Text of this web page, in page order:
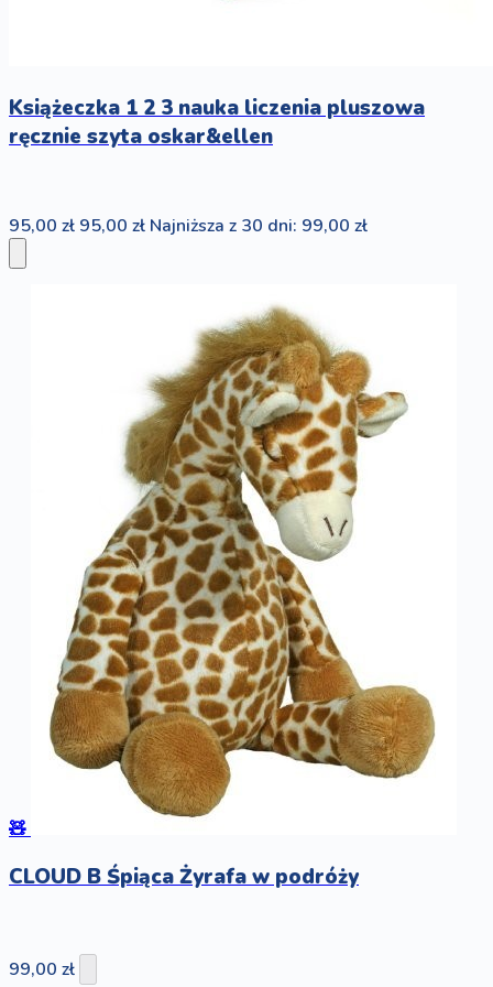
Książeczka 1 2 3 nauka liczenia pluszowa
ręcznie szyta oskar&ellen
95,00 zł 95,00 zł Najniższa z 30 dni: 99,00 zł
🧸
CLOUD B Śpiąca Żyrafa w podróży
99,00 zł